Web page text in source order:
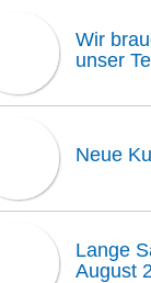
Wir
unser
Neue
Lange
August